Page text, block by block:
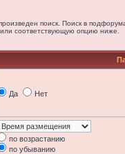
поиск. Поиск в
соответствующую опцию ниже.
Да Нет
по возрастанию
по убыванию